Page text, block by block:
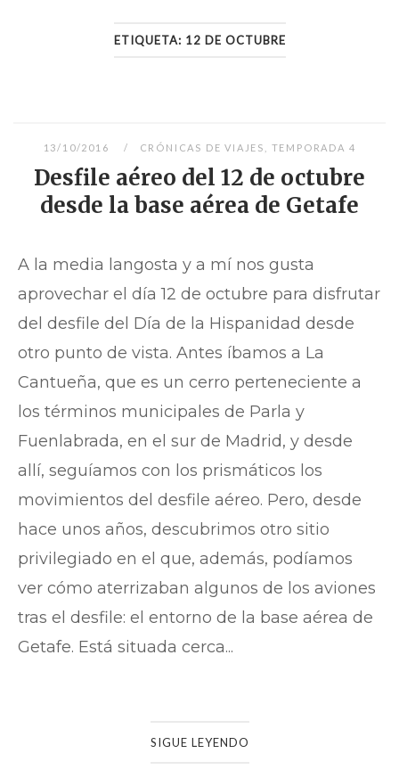
ETIQUETA: 12 DE OCTUBRE
13/10/2016 CRÓNICAS DE VIAJES TEMPORADA 4
Desfile aéreo del 12 de octubre
desde la base aérea de Getafe
A la media langosta y a mí nos gusta
aprovechar el día 12 de octubre para disfrutar
del desfile del Día de la Hispanidad desde
otro punto de vista. Antes íbamos a La
Cantueña, que es un cerro perteneciente a
los términos municipales de Parla y
Fuenlabrada, en el sur de Madrid, y desde
allí, seguíamos con los prismáticos los
movimientos del desfile aéreo. Pero, desde
hace unos años, descubrimos otro sitio
privilegiado en el que, además, podíamos
ver cómo aterrizaban algunos de los aviones
tras el desfile: el entorno de la base aérea de
Getafe. Está situada cerca...
SIGUE LEYENDO